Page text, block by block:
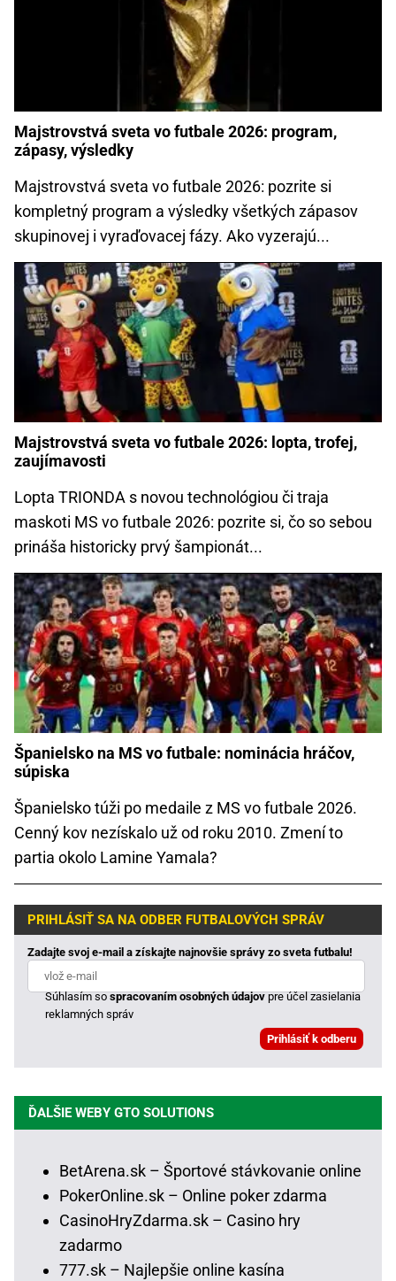
Majstrovstvá sveta vo futbale 2026: program,
zápasy, výsledky
Majstrovstvá sveta vo futbale 2026: pozrite si
kompletný program a výsledky všetkých zápasov
skupinovej i vyraďovacej fázy. Ako vyzerajú...
Majstrovstvá sveta vo futbale 2026: lopta, trofej,
zaujímavosti
Lopta TRIONDA s novou technológiou či traja
maskoti MS vo futbale 2026: pozrite si, čo so sebou
prináša historicky prvý šampionát...
Španielsko na MS vo futbale: nominácia hráčov,
súpiska
Španielsko túži po medaile z MS vo futbale 2026.
Cenný kov nezískalo už od roku 2010. Zmení to
partia okolo Lamine Yamala?
PRIHLÁSIŤ SA NA ODBER FUTBALOVÝCH SPRÁV
Zadajte svoj e-mail a získajte najnovšie správy zo sveta futbalu!
Súhlasím sospracovaním osobných údajovpre účel zasielania
reklamných správ
ĎALŠIE WEBY GTO SOLUTIONS
BetArena.sk – Športové stávkovanie online
PokerOnline.sk – Online poker zdarma
CasinoHryZdarma.sk – Casino hry
zadarmo
777.sk – Najlepšie online kasína